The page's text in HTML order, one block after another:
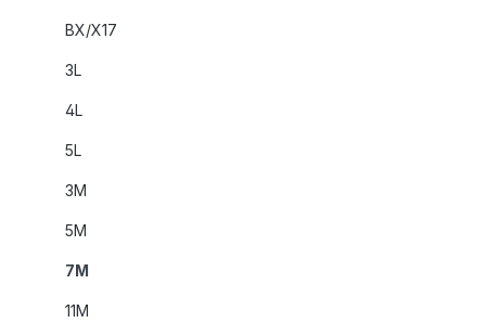
BX/X17
3L
4L
5L
3M
5M
7M
11M